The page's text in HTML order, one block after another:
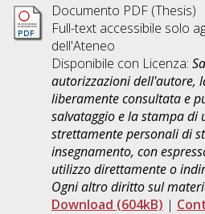
Documento PDF (Thesis)
Full-text accessibile solo
dell'Ateneo
Disponibile con Licenza:
autorizzazioni dell'autore,
liberamente consultata e
salvataggio e la stampa di
strettamente personali di
insegnamento, con
utilizzo direttamente o
Ogni altro diritto sul
Download (604kB) |